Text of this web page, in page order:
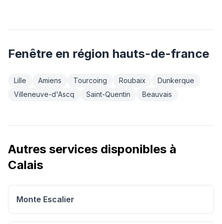
Fenêtre en région hauts-de-france
Lille Amiens Tourcoing Roubaix
Dunkerque
Villeneuve-d'Ascq
Saint-Quentin Beauvais
Autres services disponibles à
Calais
Monte Escalier